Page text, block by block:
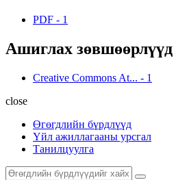
PDF - 1
Ашиглах зөвшөөрлүүд
Creative Commons At... - 1
close
Өгөгдлийн бүрдлүүд
Үйл ажиллагааны урсгал
Танилцуулга